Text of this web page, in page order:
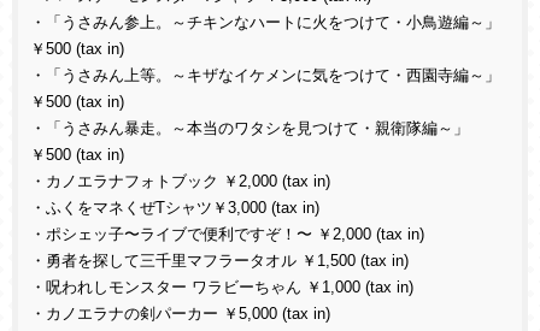
・「うさみん参上。～チキンなハートに火をつけて・小鳥遊編～」
￥500 (tax in)
・「うさみん上等。～キザなイケメンに気をつけて・西園寺編～」
￥500 (tax in)
・「うさみん暴走。～本当のワタシを見つけて・親衛隊編～」
￥500 (tax in)
・カノエラナフォトブック ￥2,000 (tax in)
・ふくをマネくぜTシャツ￥3,000 (tax in)
・ポシェッ子〜ライブで便利ですぞ！〜 ￥2,000 (tax in)
・勇者を探して三千里マフラータオル ￥1,500 (tax in)
・呪われしモンスター ワラビーちゃん ￥1,000 (tax in)
・カノエラナの剣パーカー ￥5,000 (tax in)